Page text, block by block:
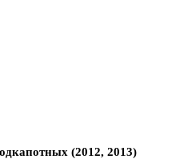
(2012, 2013)